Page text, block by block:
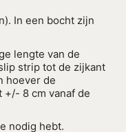
In een bocht zijn
lengte van de
strip tot de zijkant
hoever de
+/- 8 cm vanaf de
nodig hebt.